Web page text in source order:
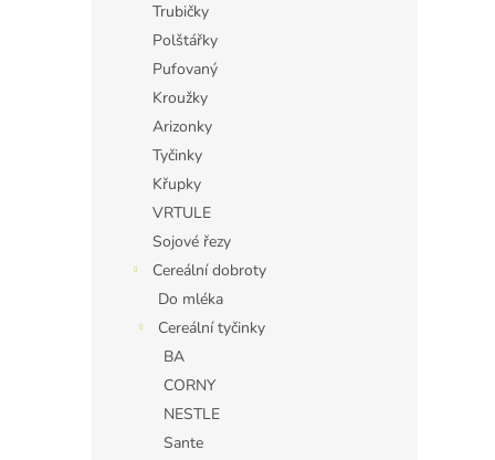
Trubičky
Polštářky
Pufovaný
Kroužky
Arizonky
Tyčinky
Křupky
VRTULE
Sojové řezy
Cereální dobroty
Do mléka
Cereální tyčinky
BA
CORNY
NESTLE
Sante